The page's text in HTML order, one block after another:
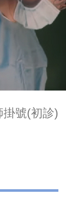
掛號(初診)